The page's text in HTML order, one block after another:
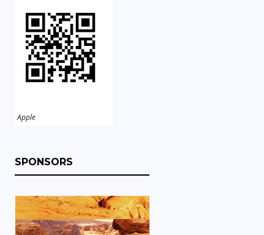
Apple
SPONSORS